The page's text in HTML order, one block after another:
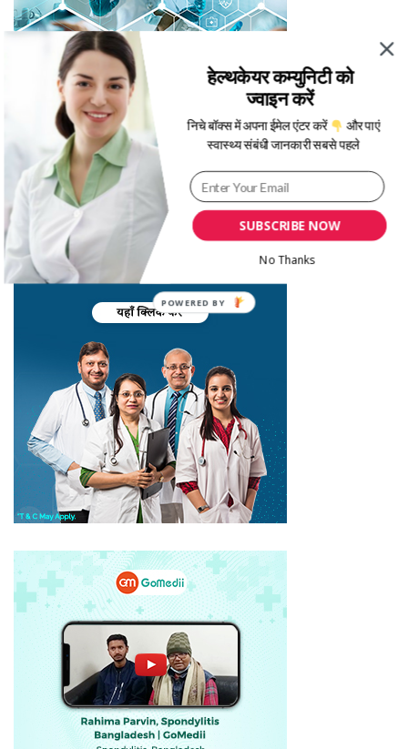
SUBSCRIBE NOW
हेल्थकेयर कम्युनिटी को
ज्वाइन करें
निचे बॉक्स में अपना ईमेल एंटर करें
और पाएं
स्वास्थ्य संबंधी जानकारी सबसे पहले
No Thanks